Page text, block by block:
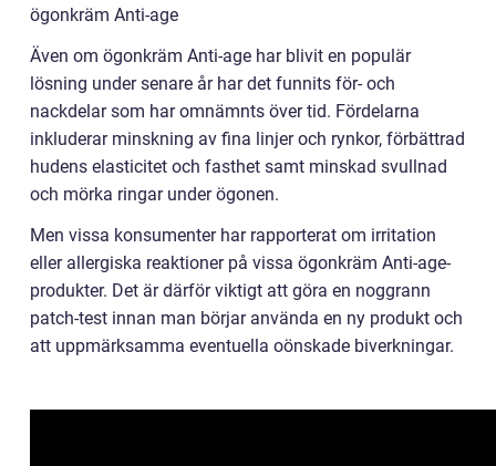
ögonkräm Anti-age
Även om ögonkräm Anti-age har blivit en populär
lösning under senare år har det funnits för- och
nackdelar som har omnämnts över tid. Fördelarna
inkluderar minskning av fina linjer och rynkor, förbättrad
hudens elasticitet och fasthet samt minskad svullnad
och mörka ringar under ögonen.
Men vissa konsumenter har rapporterat om irritation
eller allergiska reaktioner på vissa ögonkräm Anti-age-
produkter. Det är därför viktigt att göra en noggrann
patch-test innan man börjar använda en ny produkt och
att uppmärksamma eventuella oönskade biverkningar.